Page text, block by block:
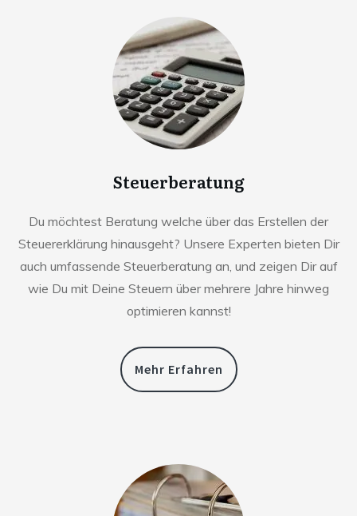
Steuerberatung
Du möchtest Beratung welche über das Erstellen der
Steuererklärung hinausgeht? Unsere Experten bieten Dir
auch umfassende Steuerberatung an, und zeigen Dir auf
wie Du mit Deine Steuern über mehrere Jahre hinweg
optimieren kannst!
Mehr Erfahren